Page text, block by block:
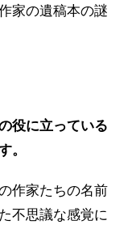
家の遺稿本の謎
役に立っている
。
作家たちの名前
不思議な感覚に